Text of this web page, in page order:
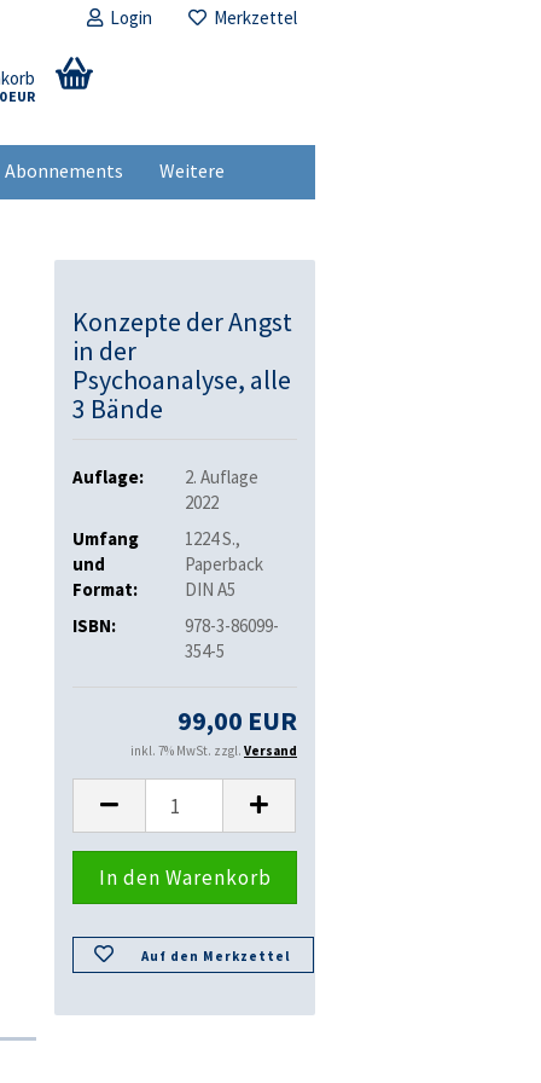
Login Merkzettel
EUR
Abonnements Weitere
Konzepte der Angst
in der
Psychoanalyse, alle
3 Bände
Auflage:
2. Auflage
2022
Umfang
und
Format:
1224 S.,
Paperback
DIN A5
ISBN:
978-3-86099-
354-5
99,00 EUR
inkl. 7% MwSt. zzgl. Versand
Auf den Merkzettel